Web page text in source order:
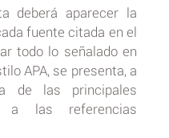
deberá aparecer la
fuente citada en el
todo lo señalado en
APA, se presenta, a
de las principales
a las referencias